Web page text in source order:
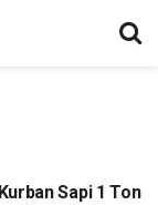
Sapi 1 Ton